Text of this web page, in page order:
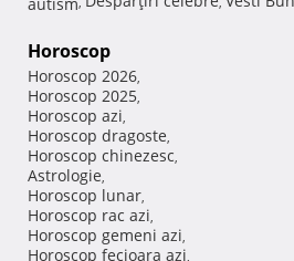
Horoscop
Horoscop 2026,
Horoscop 2025,
Horoscop azi,
Horoscop dragoste,
Horoscop chinezesc,
Astrologie,
Horoscop lunar,
Horoscop rac azi,
Horoscop gemeni azi,
Horoscop fecioara azi,